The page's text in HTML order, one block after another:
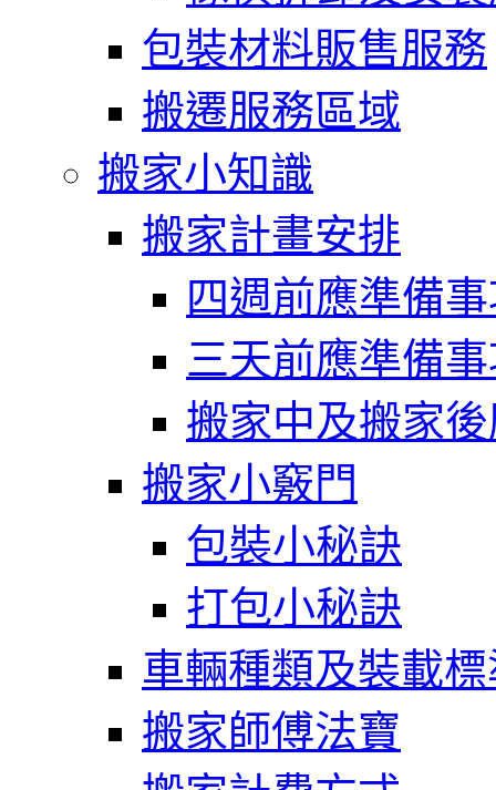
包裝材料販售服務
搬遷服務區域
搬家小知識
搬家計畫安排
四週前應準備
三天前應準備
搬家中及搬家
搬家小竅門
包裝小秘訣
打包小秘訣
車輛種類及裝載
搬家師傅法寶